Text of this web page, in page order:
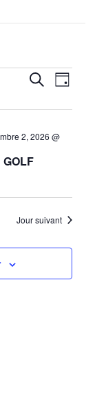
et
de
Recherche
de
Jour
2, 2026 @
Jour suivant